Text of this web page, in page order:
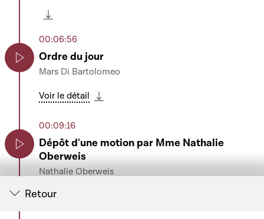
00:06:56
Ordre du jour
Mars Di Bartolomeo
Voir le détail
00:09:16
Dépôt d'une motion par Mme Nathalie
Oberweis
Nathalie Oberweis
Voir le détail
Retour